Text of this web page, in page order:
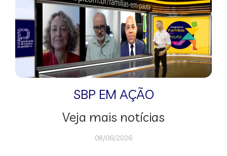
SBP EM AÇÃO
Veja mais notícias
08/06/2026